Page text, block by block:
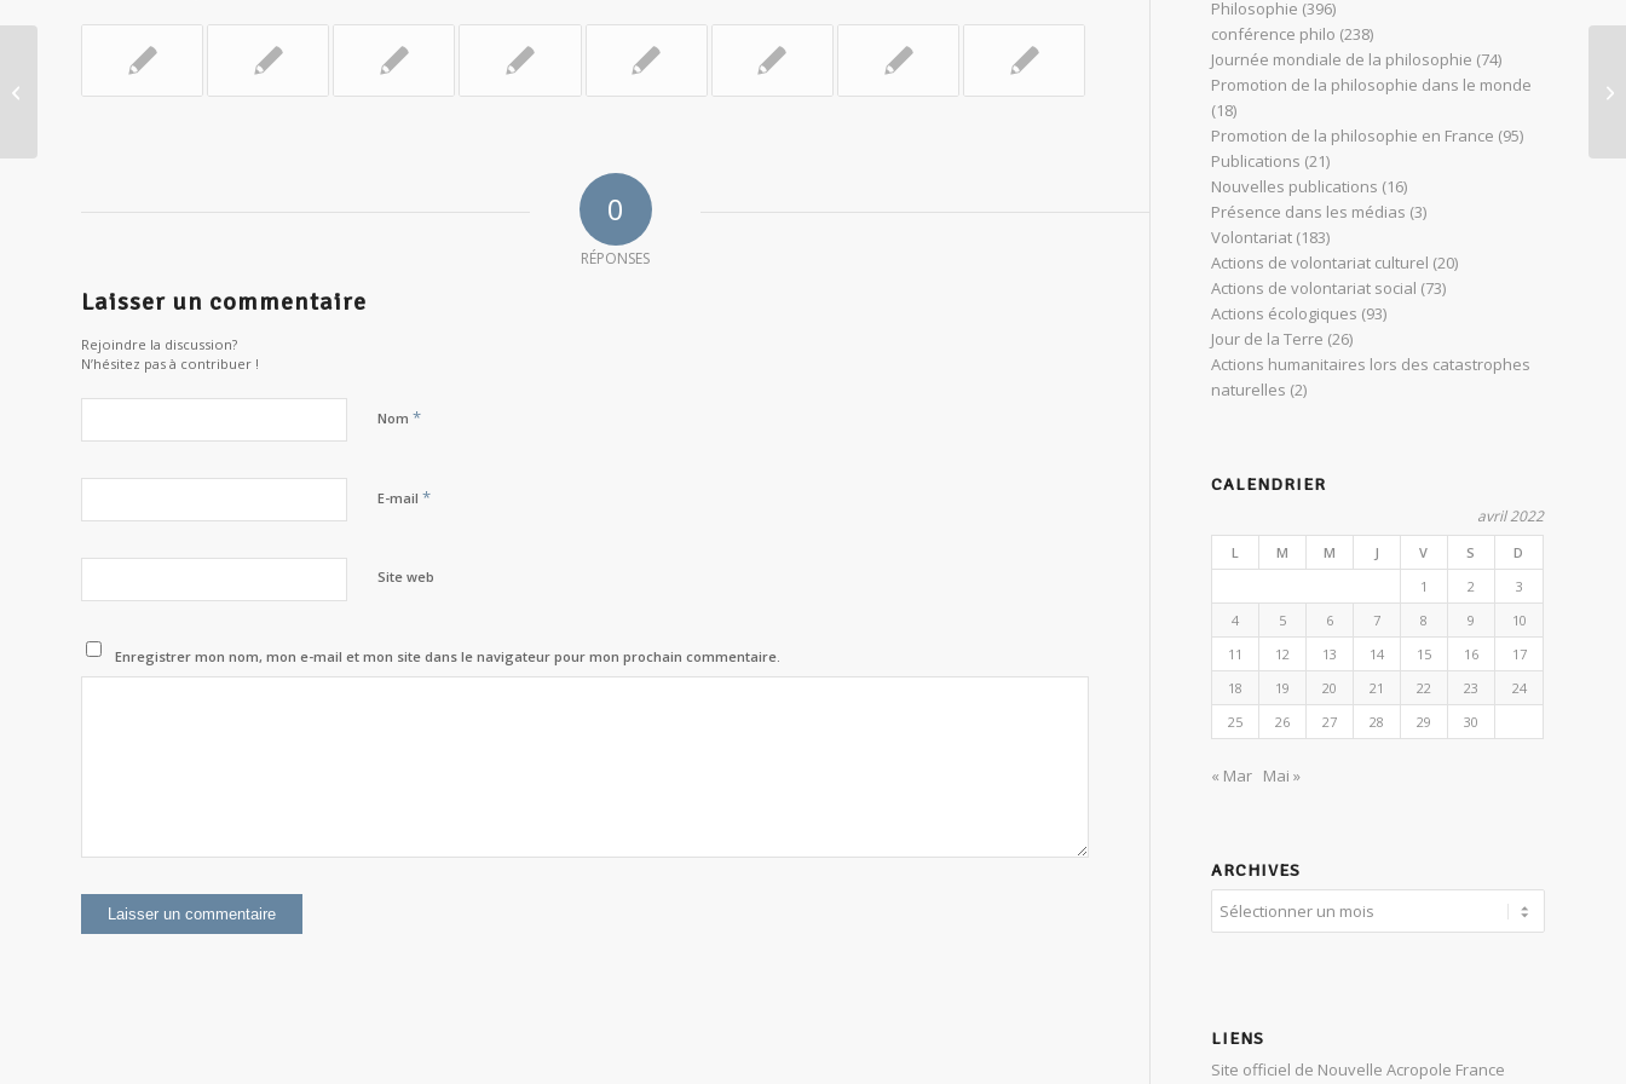
0
RÉPONSES
Laisser un commentaire
Rejoindre la discussion?
N’hésitez pas à contribuer !
Nom *
E-mail *
Site web
Enregistrer mon nom, mon e-mail et mon site dans le navigateur pour mon prochain commentaire.
Philosophie (396)
conférence philo (238)
Journée mondiale de la philosophie (74)
Promotion de la philosophie dans le monde
(18)
Promotion de la philosophie en France (95)
Publications (21)
Nouvelles publications (16)
Présence dans les médias (3)
Volontariat (183)
Actions de volontariat culturel (20)
Actions de volontariat social (73)
Actions écologiques (93)
Jour de la Terre (26)
Actions humanitaires lors des catastrophes
naturelles (2)
CALENDRIER
avril 2022
L M M J V S
D
1
2
3
4
5 6 7 8 9
10
11
12 13 14 15 16
17
18
19 20 21 22 23
24
25
26 27 28 29 30
« Mar Mai »
ARCHIVES
LIENS
Site officiel de Nouvelle Acropole France
?